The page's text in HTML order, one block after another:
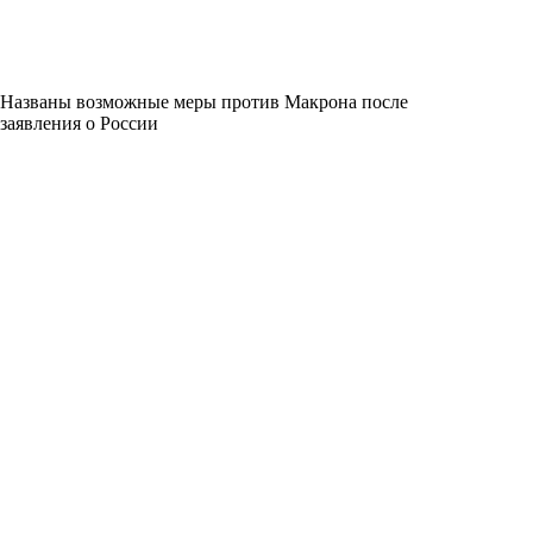
Названы возможные меры против Макрона после
заявления о России